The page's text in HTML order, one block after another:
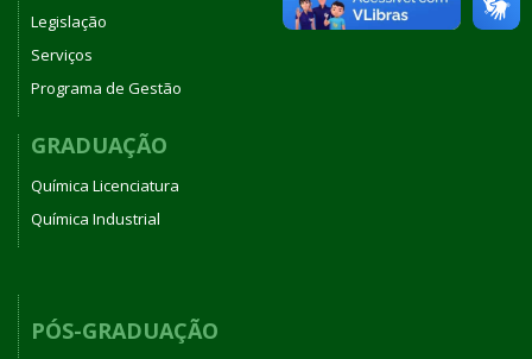
Legislação
Serviços
Programa de Gestão
GRADUAÇÃO
Química Licenciatura
Química Industrial
PÓS-GRADUAÇÃO